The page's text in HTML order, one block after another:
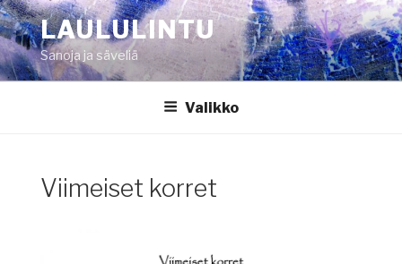
Siirry
sisältöönLAULULINTU
Sanoja ja säveliä
Valikko
Viimeiset korret